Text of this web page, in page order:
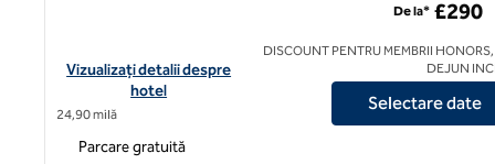
Vizualizați detaliile hotelului The Fish Hotel, un hotel SLH
Vizualizați detalii despre
hotel
24,90 milă
De la* £290
DISCOUNT PENTRU MEMBRII
DEJUN
Selectare date
Parcare gratuită